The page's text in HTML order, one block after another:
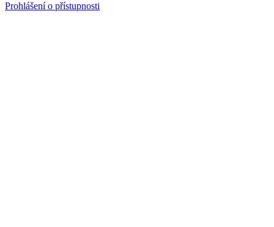
Prohlášení o přístupnosti